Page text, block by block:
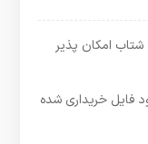
امکان پذیر
فایل خریداری شده